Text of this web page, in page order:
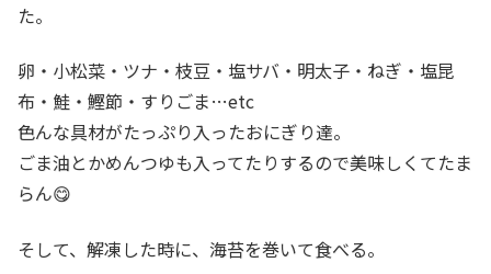
た。
卵・小松菜・ツナ・枝豆・塩サバ・明太子・ねぎ・塩昆
布・鮭・鰹節・すりごま…etc
色んな具材がたっぷり入ったおにぎり達。
ごま油とかめんつゆも入ってたりするので美味しくてたま
らん😋
そして、解凍した時に、海苔を巻いて食べる。